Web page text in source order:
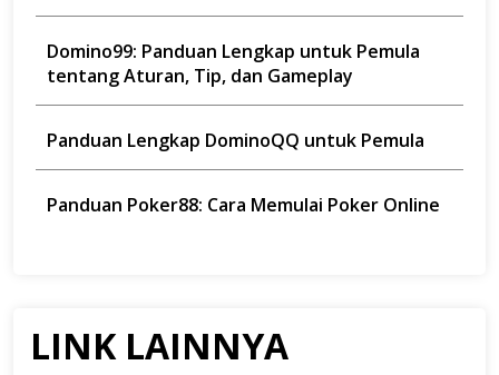
Domino99: Panduan Lengkap untuk Pemula
tentang Aturan, Tip, dan Gameplay
Panduan Lengkap DominoQQ untuk Pemula
Panduan Poker88: Cara Memulai Poker Online
LINK LAINNYA